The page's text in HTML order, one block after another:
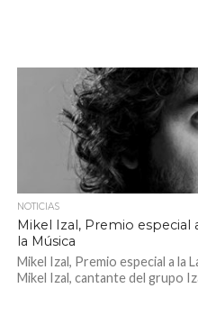
NOTICIAS
Mikel Izal, Premio especial
la Música
Mikel Izal, Premio especial a la
Mikel Izal, cantante del grupo